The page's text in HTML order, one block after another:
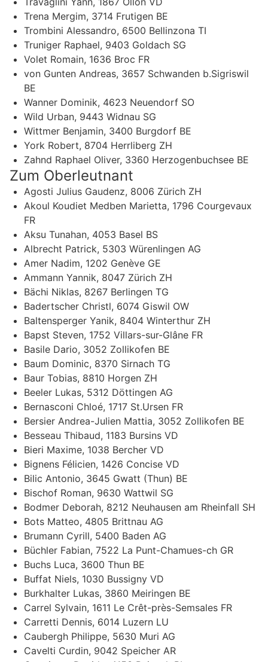
Trena Mergim, 3714 Frutigen BE
Trombini Alessandro, 6500 Bellinzona TI
Truniger Raphael, 9403 Goldach SG
Volet Romain, 1636 Broc FR
von Gunten Andreas, 3657 Schwanden b.Sigriswil
BE
Wanner Dominik, 4623 Neuendorf SO
Wild Urban, 9443 Widnau SG
Wittmer Benjamin, 3400 Burgdorf BE
York Robert, 8704 Herrliberg ZH
Zahnd Raphael Oliver, 3360 Herzogenbuchsee BE
Zum Oberleutnant
Agosti Julius Gaudenz, 8006 Zürich ZH
Akoul Koudiet Medben Marietta, 1796 Courgevaux
FR
Aksu Tunahan, 4053 Basel BS
Albrecht Patrick, 5303 Würenlingen AG
Amer Nadim, 1202 Genève GE
Ammann Yannik, 8047 Zürich ZH
Bächi Niklas, 8267 Berlingen TG
Badertscher Christl, 6074 Giswil OW
Baltensperger Yanik, 8404 Winterthur ZH
Bapst Steven, 1752 Villars-sur-Glâne FR
Basile Dario, 3052 Zollikofen BE
Baum Dominic, 8370 Sirnach TG
Baur Tobias, 8810 Horgen ZH
Beeler Lukas, 5312 Döttingen AG
Bernasconi Chloé, 1717 St.Ursen FR
Bersier Andrea-Julien Mattia, 3052 Zollikofen BE
Besseau Thibaud, 1183 Bursins VD
Bieri Maxime, 1038 Bercher VD
Bignens Félicien, 1426 Concise VD
Bilic Antonio, 3645 Gwatt (Thun) BE
Bischof Roman, 9630 Wattwil SG
Bodmer Deborah, 8212 Neuhausen am Rheinfall SH
Bots Matteo, 4805 Brittnau AG
Brumann Cyrill, 5400 Baden AG
Büchler Fabian, 7522 La Punt-Chamues-ch GR
Buchs Luca, 3600 Thun BE
Buffat Niels, 1030 Bussigny VD
Burkhalter Lukas, 3860 Meiringen BE
Carrel Sylvain, 1611 Le Crêt-près-Semsales FR
Carretti Dennis, 6014 Luzern LU
Caubergh Philippe, 5630 Muri AG
Cavelti Curdin, 9042 Speicher AR